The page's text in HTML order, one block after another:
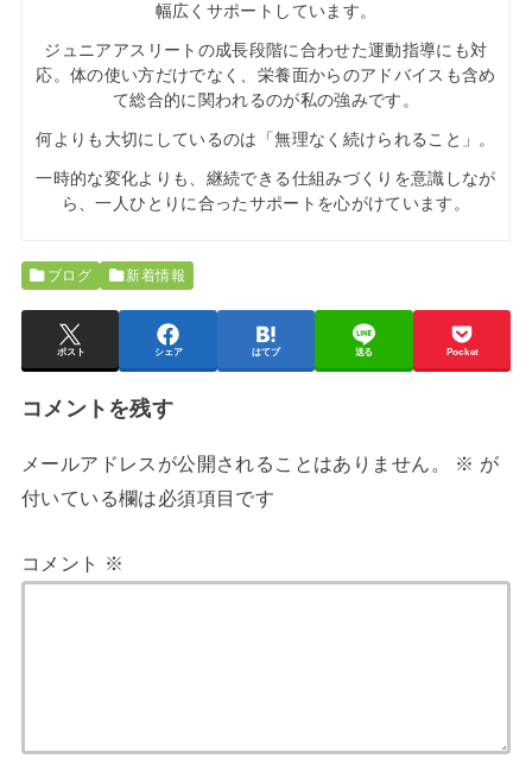
幅広くサポートしています。
ジュニアアスリートの成長段階に合わせた運動指導にも対
応。体の使い方だけでなく、栄養面からのアドバイスも含め
て総合的に関われるのが私の強みです。
何よりも大切にしているのは「無理なく続けられること」。
一時的な変化よりも、継続できる仕組みづくりを意識しなが
ら、一人ひとりに合ったサポートを心がけています。
ブログ 新着情報
ポスト シェア はてブ 送る Pocket
コメントを残す
メールアドレスが公開されることはありません。 ※ が
付いている欄は必須項目です
コメント ※